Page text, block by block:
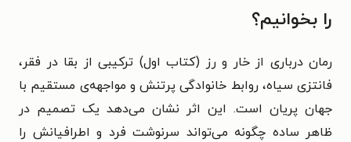
را بخوانیم؟
رمان درباری از خار و رز (کتاب اول) ترکیبی از بقا در فقر،
فانتزی سیاه، روابط خانوادگی پرتنش و مواجهه‌ی مستقیم با
جهان پریان است. این اثر نشان می‌دهد یک تصمیم در
ظاهر ساده چگونه می‌تواند سرنوشت فرد و اطرافیانش را